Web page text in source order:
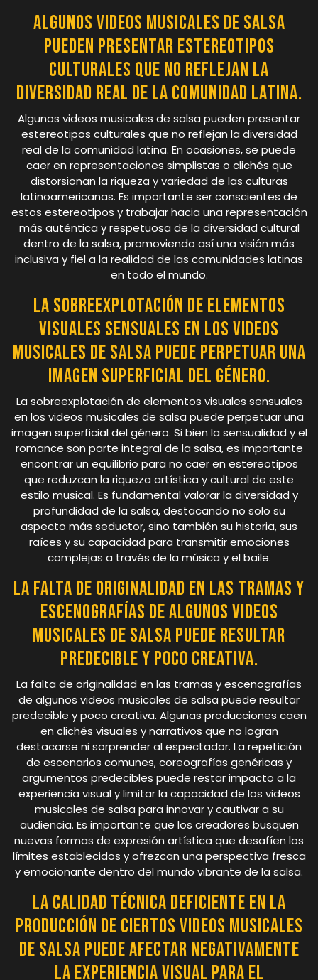
Algunos videos musicales de salsa
pueden presentar estereotipos
culturales que no reflejan la
diversidad real de la comunidad latina.
Algunos videos musicales de salsa pueden presentar
estereotipos culturales que no reflejan la diversidad
real de la comunidad latina. En ocasiones, se puede
caer en representaciones simplistas o clichés que
distorsionan la riqueza y variedad de las culturas
latinoamericanas. Es importante ser conscientes de
estos estereotipos y trabajar hacia una representación
más auténtica y respetuosa de la diversidad cultural
dentro de la salsa, promoviendo así una visión más
inclusiva y fiel a la realidad de las comunidades latinas
en todo el mundo.
La sobreexplotación de elementos
visuales sensuales en los videos
musicales de salsa puede perpetuar una
imagen superficial del género.
La sobreexplotación de elementos visuales sensuales
en los videos musicales de salsa puede perpetuar una
imagen superficial del género. Si bien la sensualidad y el
romance son parte integral de la salsa, es importante
encontrar un equilibrio para no caer en estereotipos
que reduzcan la riqueza artística y cultural de este
estilo musical. Es fundamental valorar la diversidad y
profundidad de la salsa, destacando no solo su
aspecto más seductor, sino también su historia, sus
raíces y su capacidad para transmitir emociones
complejas a través de la música y el baile.
La falta de originalidad en las tramas y
escenografías de algunos videos
musicales de salsa puede resultar
predecible y poco creativa.
La falta de originalidad en las tramas y escenografías
de algunos videos musicales de salsa puede resultar
predecible y poco creativa. Algunas producciones caen
en clichés visuales y narrativos que no logran
destacarse ni sorprender al espectador. La repetición
de escenarios comunes, coreografías genéricas y
argumentos predecibles puede restar impacto a la
experiencia visual y limitar la capacidad de los videos
musicales de salsa para innovar y cautivar a su
audiencia. Es importante que los creadores busquen
nuevas formas de expresión artística que desafíen los
límites establecidos y ofrezcan una perspectiva fresca
y emocionante dentro del mundo vibrante de la salsa.
La calidad técnica deficiente en la
producción de ciertos videos musicales
de salsa puede afectar negativamente
la experiencia visual para el